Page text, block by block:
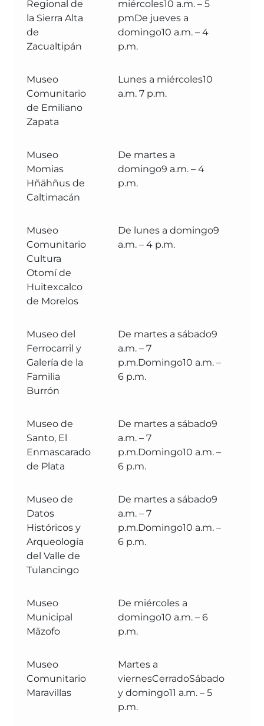
Regional de
la Sierra Alta
de
Zacualtipán
miércoles10 a.m. – 5
pmDe jueves a
domingo10 a.m. – 4
p.m.
Museo
Comunitario
de Emiliano
Zapata
Lunes a miércoles10
a.m. 7 p.m.
Museo
Momias
Hñähñus de
Caltimacán
De martes a
domingo9 a.m. – 4
p.m.
Museo
Comunitario
Cultura
Otomí de
Huitexcalco
de Morelos
De lunes a domingo9
a.m. – 4 p.m.
Museo del
Ferrocarril y
Galería de la
Familia
Burrón
De martes a sábado9
a.m. – 7
p.m.Domingo10 a.m. –
6 p.m.
Museo de
Santo, El
Enmascarado
de Plata
De martes a sábado9
a.m. – 7
p.m.Domingo10 a.m. –
6 p.m.
Museo de
Datos
Históricos y
Arqueología
del Valle de
Tulancingo
De martes a sábado9
a.m. – 7
p.m.Domingo10 a.m. –
6 p.m.
Museo
Municipal
Mäzofo
De miércoles a
domingo10 a.m. – 6
p.m.
Museo
Comunitario
Maravillas
Martes a
viernesCerradoSábado
y domingo11 a.m. – 5
p.m.